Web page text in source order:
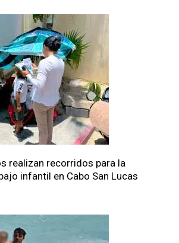
realizan recorridos para la
infantil en Cabo San Lucas